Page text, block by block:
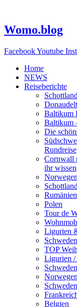
springen
Womo.blog
FacebookYoutube
Home
NEWS
Reiseberichte
Baltikum
Baltikum
Die
Rundreise
Cornwall
ihr wissen
Schottland
Rumänien
Polen
Tour de
Ligurien
TOP
Ligurien /
Belgien